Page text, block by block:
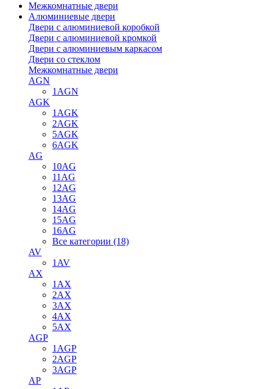
Межкомнатные двери
Алюминиевые двери
Двери с алюминиевой коробкой
Двери с алюминиевой кромкой
Двери с алюминиевым каркасом
Двери со стеклом
Межкомнатные двери
AGN
1AGN
AGK
1AGK
2AGK
5AGK
6AGK
AG
10AG
11AG
12AG
13AG
14AG
15AG
16AG
Все категории (18)
AV
1AV
AX
1AX
2AX
3AX
4AX
5AX
AGP
1AGP
2AGP
3AGP
AP